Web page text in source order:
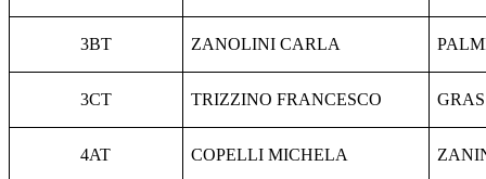
3BT ZANOLINI CARLA
3CT TRIZZINO FRANCESCO
4AT COPELLI MICHELA